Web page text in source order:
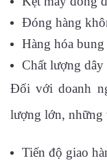
Đóng hàng
Hàng hóa
Chất lượng dây
Đối với doanh
lượng lớn, những
Tiến độ giao